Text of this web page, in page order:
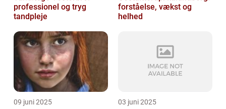
professionel og tryg
tandpleje
forståelse, vækst og
helhed
09 juni 2025 03 juni 2025